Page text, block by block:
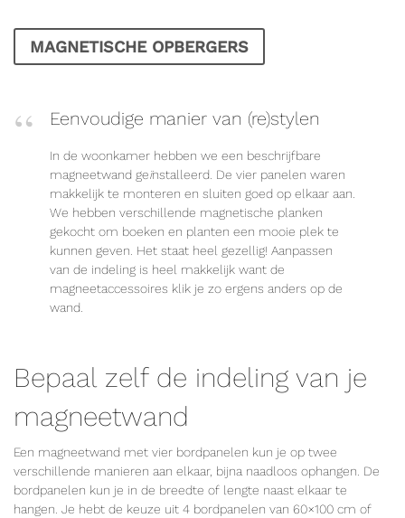
MAGNETISCHE OPBERGERS
Eenvoudige manier van (re)stylen
In de woonkamer hebben we een beschrijfbare
magneetwand geïnstalleerd. De vier panelen waren
makkelijk te monteren en sluiten goed op elkaar aan.
We hebben verschillende magnetische planken
gekocht om boeken en planten een mooie plek te
kunnen geven. Het staat heel gezellig! Aanpassen
van de indeling is heel makkelijk want de
magneetaccessoires klik je zo ergens anders op de
wand.
Bepaal zelf de indeling van je
magneetwand
Een magneetwand met vier bordpanelen kun je op twee
verschillende manieren aan elkaar, bijna naadloos ophangen. De
bordpanelen kun je in de breedte of lengte naast elkaar te
hangen. Je hebt de keuze uit 4 bordpanelen van 60×100 cm of